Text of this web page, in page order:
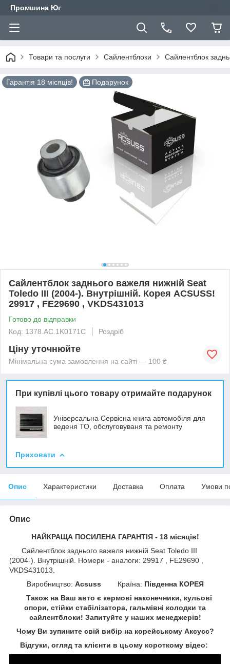
Промшина Юг
Товари та послуги Сайлентблоки Сайлентблок
Гарантія 18 місяців! Подарунок
Сайлентблок заднього важеля нижній Seat
Toledo III (2004-). Внутрішній. Корея ACSUSS!
29917 , FE29690 , VKDS431013
Готово до відправки
Код: 1378.AC.1K0171C
Роздріб
Ціну уточнюйте
Мінімальна сума замовлення на сайті — 100 ₴
При купівлі цього товару отримайте подарунок
Універсальна Сервісна книга автомобіля для
веденя ТО, обслуговуваня та ремонту
Приховати
Опис Характеристики Доставка Оплата Умови
Опис
НАЙКРАЩА ПОСИЛЕНА ГАРАНТІЯ - 18 місяців!
Сайлентблок заднього важеля нижній Seat Toledo III
(2004-). Внутрішній. Номери - аналоги: 29917 , FE29690 ,
VKDS431013.
Виробництво: Acsuss Країна: Південна КОРЕЯ
Також на Ваш авто є кермові наконечники, кульові
опори, стійки стабілізатора, гальмівні колодки та
сайлентблоки! Запитуйте у наших менеджерів!
Чому Ви зупините свій вибір на корейському Аксусс?
Відгуки, огляд та клієнти в цьому короткому відео: